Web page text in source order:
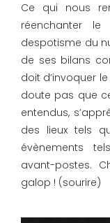
Ce qui nous
réenchanter
despotisme du
de ses bilans
doit d’invoquer
doute pas que
entendus,
des lieux tels
évènements
avant-postes.
galop ! (sourire)